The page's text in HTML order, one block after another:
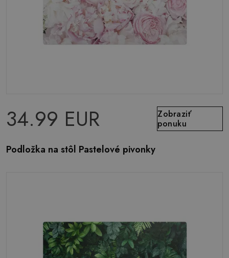
34.99 EUR
Zobraziť
ponuku
Podložka na stôl Pastelové pivonky